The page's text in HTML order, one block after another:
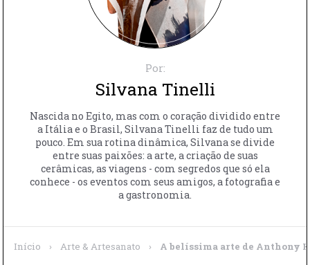
Por:
Silvana Tinelli
Nascida no Egito, mas com o coração dividido entre
a Itália e o Brasil, Silvana Tinelli faz de tudo um
pouco. Em sua rotina dinâmica, Silvana se divide
entre suas paixões: a arte, a criação de suas
cerâmicas, as viagens - com segredos que só ela
conhece - os eventos com seus amigos, a fotografia e
a gastronomia.
Início › Arte & Artesanato › A belíssima arte de Anthony